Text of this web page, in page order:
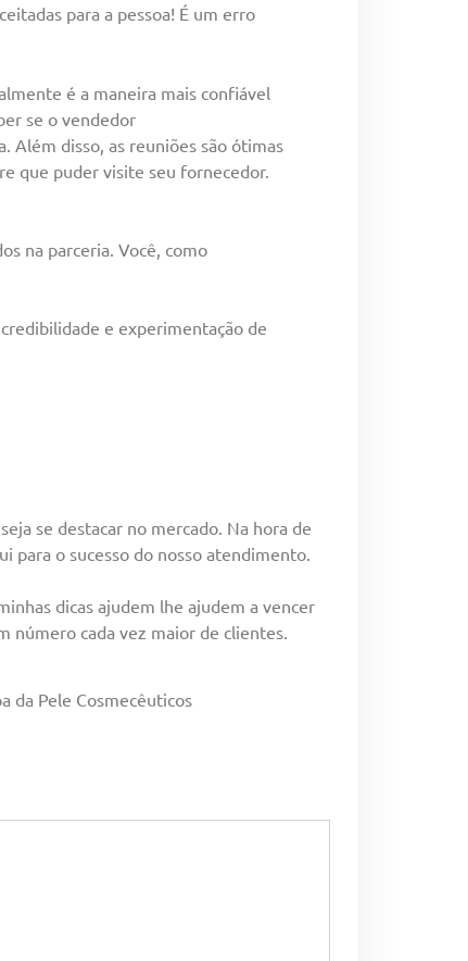
para a pessoa! É um erro
é a maneira mais confiável
se o vendedor
Além disso, as reuniões são ótimas
que puder visite seu fornecedor.
na parceria. Você, como
e experimentação de
se destacar no mercado. Na hora de
para o sucesso do nosso atendimento.
dicas ajudem lhe ajudem a vencer
número cada vez maior de clientes.
da Pele Cosmecêuticos